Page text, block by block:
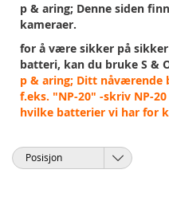
p & aring; Denne siden
kameraer.
for å være sikker på
batteri, kan du bruke S &
p & aring; Ditt nåværende
f.eks. "NP-20" -skriv NP-20
hvilke batterier vi har for
Sorter